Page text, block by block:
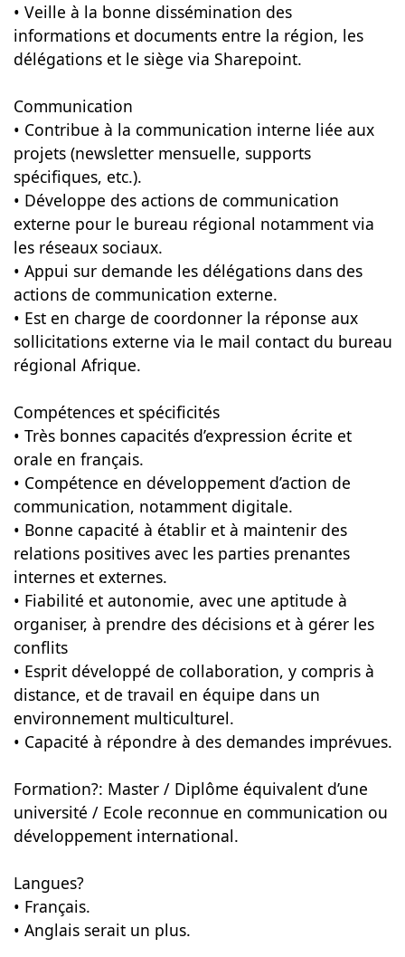
• Veille à la bonne dissémination des
informations et documents entre la région, les
délégations et le siège via Sharepoint.
Communication
• Contribue à la communication interne liée aux
projets (newsletter mensuelle, supports
spécifiques, etc.).
• Développe des actions de communication
externe pour le bureau régional notamment via
les réseaux sociaux.
• Appui sur demande les délégations dans des
actions de communication externe.
• Est en charge de coordonner la réponse aux
sollicitations externe via le mail contact du bureau
régional Afrique.
Compétences et spécificités
• Très bonnes capacités d’expression écrite et
orale en français.
• Compétence en développement d’action de
communication, notamment digitale.
• Bonne capacité à établir et à maintenir des
relations positives avec les parties prenantes
internes et externes.
• Fiabilité et autonomie, avec une aptitude à
organiser, à prendre des décisions et à gérer les
conflits
• Esprit développé de collaboration, y compris à
distance, et de travail en équipe dans un
environnement multiculturel.
• Capacité à répondre à des demandes imprévues.
Formation?: Master / Diplôme équivalent d’une
université / Ecole reconnue en communication ou
développement international.
Langues?
• Français.
• Anglais serait un plus.